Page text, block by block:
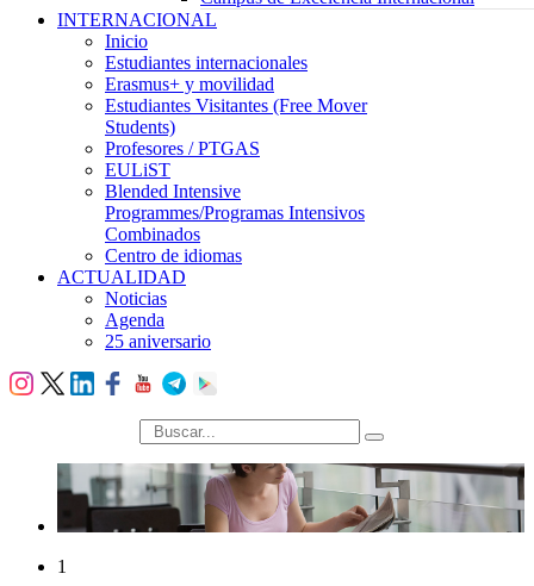
INTERNACIONAL
Inicio
Estudiantes internacionales
Erasmus+ y movilidad
Estudiantes Visitantes (Free Mover
Students)
Profesores / PTGAS
EULiST
Blended Intensive
Programmes/Programas Intensivos
Combinados
Centro de idiomas
ACTUALIDAD
Noticias
Agenda
25 aniversario
búsqueda
1